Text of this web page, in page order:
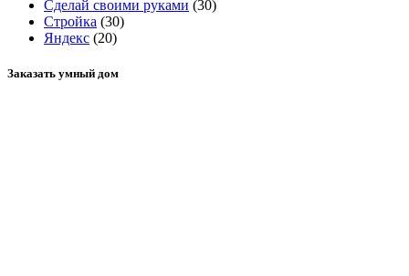
Сделай своими руками (30)
Стройка (30)
Яндекс (20)
Заказать умный дом